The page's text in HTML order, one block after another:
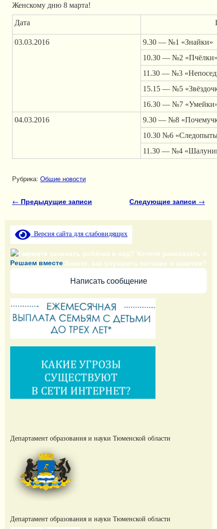
Женскому дню 8 марта!
Дата
03.03.2016
9.30 — №1 «Знайки»
10.30 — №2
11.30 — №3
15.15 — №5
16.30 — №7
04.03.2016
9.30 — №8
10.30 №6
11.30 — №4
Рубрика: Общие новости
Навигация по записям
← Предыдущие записи Следующие записи →
Версия сайта для слабовидящих
Решаем вместе
Не можете записать ребёнка в сад? Хотите рассказать о
воспитателях? Знаете, как улучшить питание и занятия?
Написать сообщение
Департамент образования и науки Тюменской области
Департамент образования и науки Тюменской области